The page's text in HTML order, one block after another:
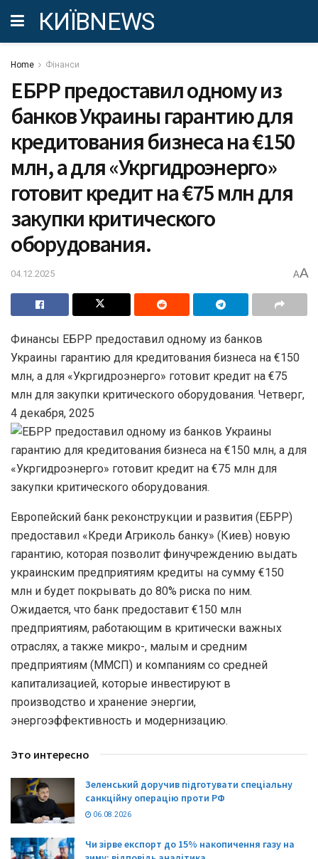
КИЇВNEWS
Home Фінанси
ЕБРР предоставил одному из
банков Украины гарантию для
кредитования бизнеса на €150
млн, а для «Укргидроэнерго»
готовит кредит на €75 млн для
закупки критического
оборудования.
04.12.2025 AA
Финансы ЕБРР предоставил одному из банков
Украины гарантию для кредитования бизнеса на €150
млн, а для «Укргидроэнерго» готовит кредит на €75
млн для закупки критического оборудования. Четверг,
4 декабря, 2025
Европейский банк реконструкции и развития (ЕБРР)
предоставил «Креди Агриколь банку» (Киев) новую
гарантию, которая позволит финучреждению выдать
украинским предприятиям кредиты на сумму €150
млн и будет покрывать до 80% риска по ним.
Ожидается, что банк предоставит €150 млн
предприятиям, работающим в критически важных
отраслях, а также микро-, малым и средним
предприятиям (ММСП) и компаниям со средней
капитализацией, которые инвестируют в
производство и хранение энергии,
энергоэффективность и модернизацию.
Это интересно
Зеленський доручив підготувати спеціальну
санкційну операцію проти РФ
06.08.2026
Чи зірве експорт до 15% накопичення газу на